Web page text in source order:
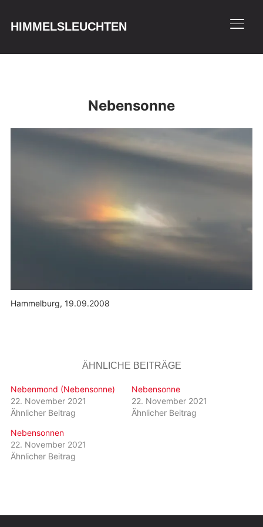
HIMMELSLEUCHTEN
Nebensonne
Hammelburg, 19.09.2008
ÄHNLICHE BEITRÄGE
Nebenmond (Nebensonne)
22. November 2021
Ähnlicher Beitrag
Nebensonne
22. November 2021
Ähnlicher Beitrag
Nebensonnen
22. November 2021
Ähnlicher Beitrag